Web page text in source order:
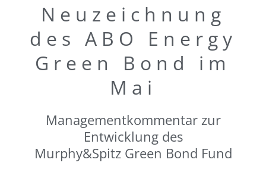
Neuzeichnung
des ABO Energy
Green Bond im
Mai
Managementkommentar zur
Entwicklung des
Murphy&Spitz Green Bond Fund